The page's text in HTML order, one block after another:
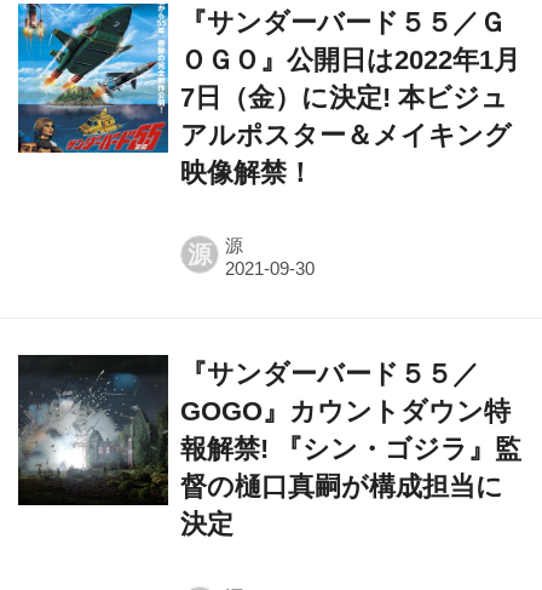
『サンダーバード５５／Ｇ
ＯＧＯ』公開日は2022年1月
7日（金）に決定! 本ビジュ
アルポスター＆メイキング
映像解禁！
源 源
『サンダーバード５５／
GOGO』カウントダウン特
報解禁! 『シン・ゴジラ』監
督の樋口真嗣が構成担当に
決定